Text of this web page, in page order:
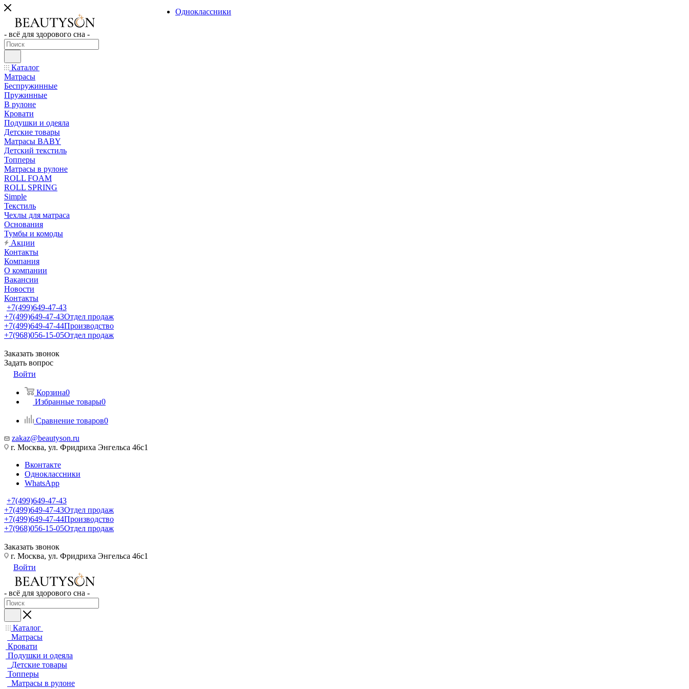
- всё для здорового сна -
Каталог
Матрасы
Беспружинные
Пружинные
В рулоне
Кровати
Подушки и одеяла
Детские товары
Матрасы BABY
Детский текстиль
Топперы
Матрасы в рулоне
ROLL FOAM
ROLL SPRING
Simple
Текстиль
Чехлы для матраса
Основания
Тумбы и комоды
Акции
Контакты
Компания
О компании
Вакансии
Новости
Контакты
+7(499)649-47-43
+7(499)649-47-43Отдел продаж
+7(499)649-47-44Производство
+7(968)056-15-05Отдел продаж
Заказать звонок
Задать вопрос
Войти
Корзина0
Избранные товары0
Сравнение товаров0
zakaz@beautyson.ru
г. Москва, ул. Фридриха Энгельса 46с1
Вконтакте
Одноклассники
WhatsApp
+7(499)649-47-43
+7(499)649-47-43Отдел продаж
+7(499)649-47-44Производство
+7(968)056-15-05Отдел продаж
Заказать звонок
Одноклассники
г. Москва, ул. Фридриха Энгельса 46с1
Войти
- всё для здорового сна -
Каталог
Матрасы
Кровати
Подушки и одеяла
Детские товары
Топперы
Матрасы в рулоне